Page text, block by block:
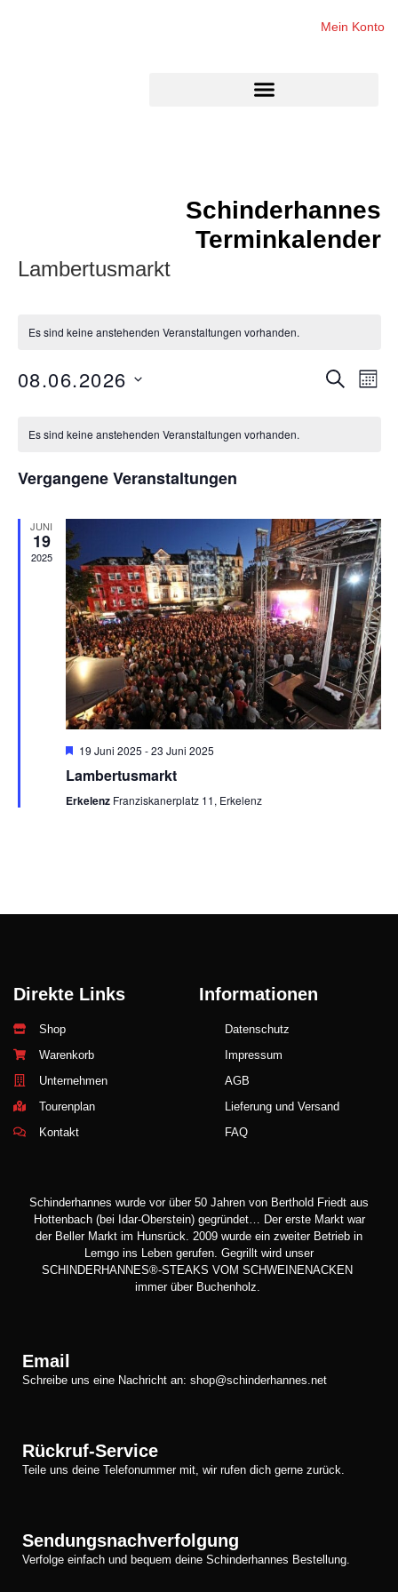
Mein Konto
Schinderhannes
Terminkalender
Lambertusmarkt
Es sind keine anstehenden Veranstaltungen vorhanden.
SUCHE
08.06.2026
Veranstaltungen
Es sind keine anstehenden Veranstaltungen vorhanden.
Vergangene Veranstaltungen
JUNI
19
2025
Hervorgehoben
19 Juni 2025 -23 Juni 2025
Lambertusmarkt
Erkelenz Franziskanerplatz 11, Erkelenz
Direkte Links
Shop
Warenkorb
Unternehmen
Tourenplan
Kontakt
Informationen
Datenschutz
Impressum
AGB
Lieferung und Versand
FAQ
Schinderhannes wurde vor über 50 Jahren von Berthold Friedt aus
Hottenbach (bei Idar-Oberstein) gegründet… Der erste Markt war
der Beller Markt im Hunsrück. 2009 wurde ein zweiter Betrieb in
Lemgo ins Leben gerufen. Gegrillt wird unser
SCHINDERHANNES®-STEAKS VOM SCHWEINENACKEN
immer über Buchenholz.
Email
Schreibe uns eine Nachricht an: shop@schinderhannes.net
Rückruf-Service
Teile uns deine Telefonummer mit, wir rufen dich gerne zurück.
Sendungsnachverfolgung
Verfolge einfach und bequem deine Schinderhannes Bestellung.